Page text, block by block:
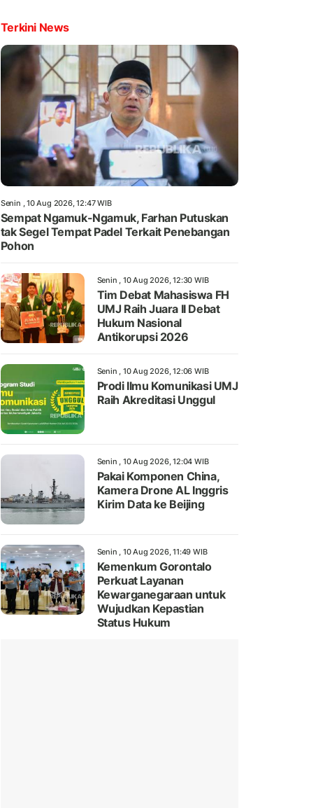
Terkini News
Senin , 10 Aug 2026, 12:47 WIB
Sempat Ngamuk-Ngamuk, Farhan Putuskan
tak Segel Tempat Padel Terkait Penebangan
Pohon
Senin , 10 Aug 2026, 12:30 WIB
Tim Debat Mahasiswa FH
UMJ Raih Juara II Debat
Hukum Nasional
Antikorupsi 2026
Senin , 10 Aug 2026, 12:06 WIB
Prodi Ilmu Komunikasi UMJ
Raih Akreditasi Unggul
Senin , 10 Aug 2026, 12:04 WIB
Pakai Komponen China,
Kamera Drone AL Inggris
Kirim Data ke Beijing
Senin , 10 Aug 2026, 11:49 WIB
Kemenkum Gorontalo
Perkuat Layanan
Kewarganegaraan untuk
Wujudkan Kepastian
Status Hukum